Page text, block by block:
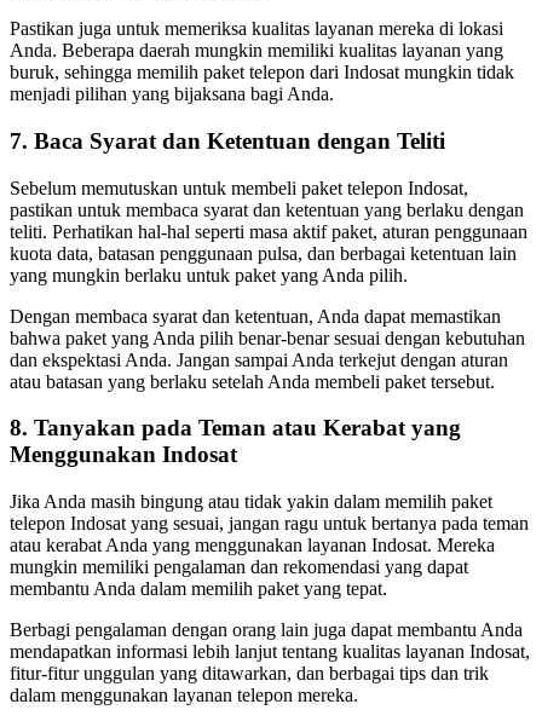
Pastikan juga untuk memeriksa kualitas layanan mereka di lokasi
Anda. Beberapa daerah mungkin memiliki kualitas layanan yang
buruk, sehingga memilih paket telepon dari Indosat mungkin tidak
menjadi pilihan yang bijaksana bagi Anda.
7. Baca Syarat dan Ketentuan dengan Teliti
Sebelum memutuskan untuk membeli paket telepon Indosat,
pastikan untuk membaca syarat dan ketentuan yang berlaku dengan
teliti. Perhatikan hal-hal seperti masa aktif paket, aturan penggunaan
kuota data, batasan penggunaan pulsa, dan berbagai ketentuan lain
yang mungkin berlaku untuk paket yang Anda pilih.
Dengan membaca syarat dan ketentuan, Anda dapat memastikan
bahwa paket yang Anda pilih benar-benar sesuai dengan kebutuhan
dan ekspektasi Anda. Jangan sampai Anda terkejut dengan aturan
atau batasan yang berlaku setelah Anda membeli paket tersebut.
8. Tanyakan pada Teman atau Kerabat yang
Menggunakan Indosat
Jika Anda masih bingung atau tidak yakin dalam memilih paket
telepon Indosat yang sesuai, jangan ragu untuk bertanya pada teman
atau kerabat Anda yang menggunakan layanan Indosat. Mereka
mungkin memiliki pengalaman dan rekomendasi yang dapat
membantu Anda dalam memilih paket yang tepat.
Berbagi pengalaman dengan orang lain juga dapat membantu Anda
mendapatkan informasi lebih lanjut tentang kualitas layanan Indosat,
fitur-fitur unggulan yang ditawarkan, dan berbagai tips dan trik
dalam menggunakan layanan telepon mereka.